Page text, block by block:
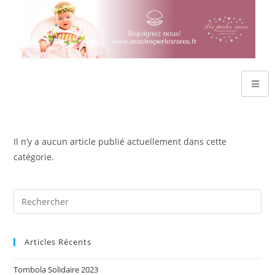
Il n’y a aucun article publié actuellement dans cette
catégorie.
Articles Récents
Tombola Solidaire 2023